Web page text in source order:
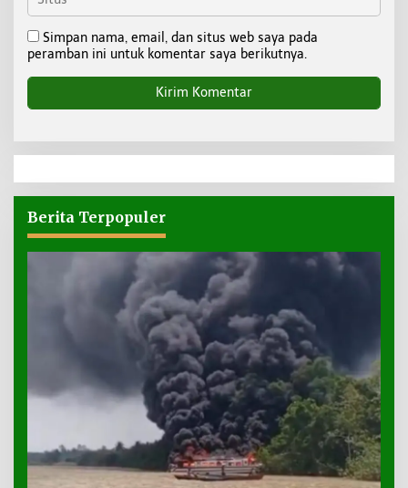
Simpan nama, email, dan situs web saya pada
peramban ini untuk komentar saya berikutnya.
Berita Terpopuler